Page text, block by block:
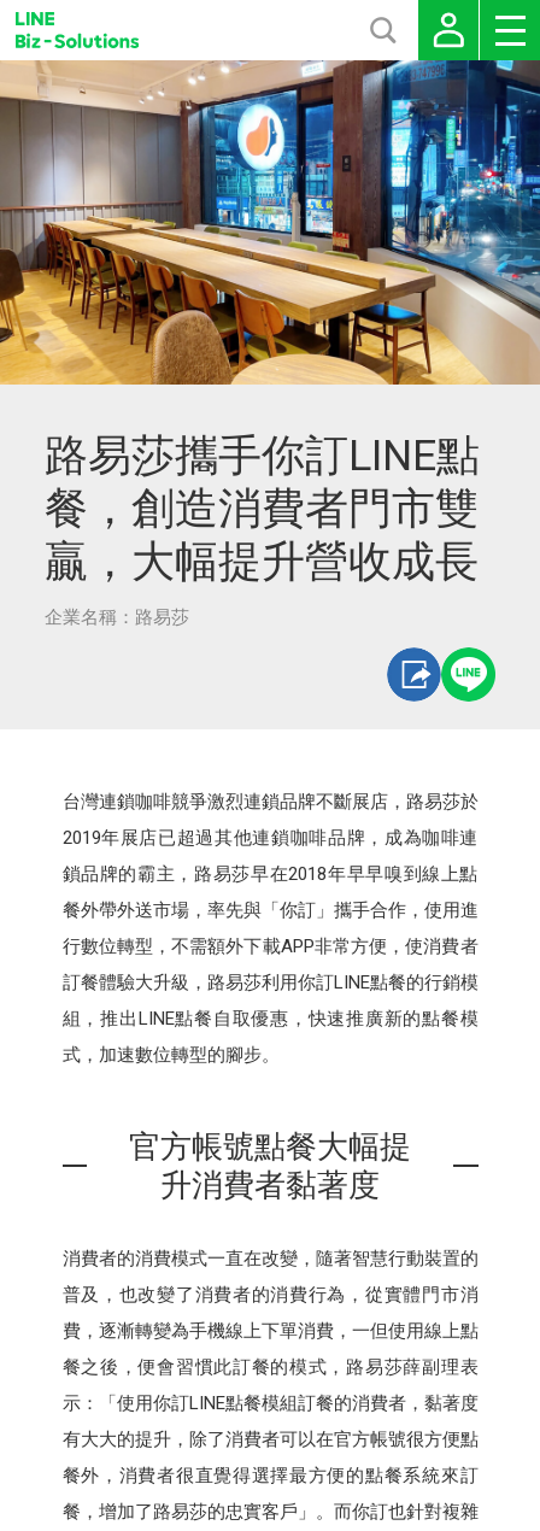
路易莎攜手你訂LINE點
餐，創造消費者門市雙
贏，大幅提升營收成長
企業名稱：路易莎
台灣連鎖咖啡競爭激烈連鎖品牌不斷展店，路易莎於
2019年展店已超過其他連鎖咖啡品牌，成為咖啡連
鎖品牌的霸主，路易莎早在2018年早早嗅到線上點
餐外帶外送市場，率先與「你訂」攜手合作，使用進
行數位轉型，不需額外下載APP非常方便，使消費者
訂餐體驗大升級，路易莎利用你訂LINE點餐的行銷模
組，推出LINE點餐自取優惠，快速推廣新的點餐模
式，加速數位轉型的腳步。
官方帳號點餐大幅提
升消費者黏著度
消費者的消費模式一直在改變，隨著智慧行動裝置的
普及，也改變了消費者的消費行為，從實體門市消
費，逐漸轉變為手機線上下單消費，一但使用線上點
餐之後，便會習慣此訂餐的模式，路易莎薛副理表
示：「使用你訂LINE點餐模組訂餐的消費者，黏著度
有大大的提升，除了消費者可以在官方帳號很方便點
餐外，消費者很直覺得選擇最方便的點餐系統來訂
餐，增加了路易莎的忠實客戶」。而你訂也針對複雜